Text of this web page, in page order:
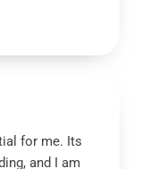
for me. Its
and I am